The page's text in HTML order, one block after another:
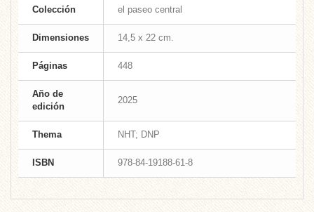
Colección el paseo central
Dimensiones 14,5 x 22 cm.
Páginas 448
Año de
edición
2025
Thema NHT; DNP
ISBN 978-84-19188-61-8